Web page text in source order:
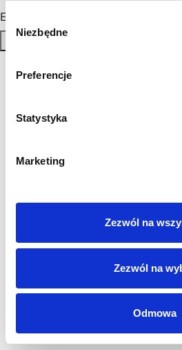
Wybór
zgody
Niezbędne
Preferencje
Statystyka
Marketing
Zezwól na
Zezwól na
Odmowa
Email
Zapisz się
Regulamin
Sygnaliści
Login
Kontakt